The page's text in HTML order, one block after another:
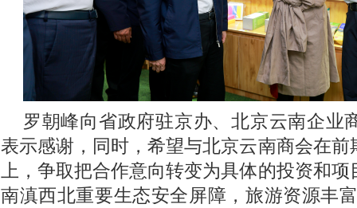
罗朝峰向省政府驻京办、北京云南企业
表示感谢，同时，希望与北京云南商会在
上，争取把合作意向转变为具体的投资和
南滇西北重要生态安全屏障，旅游资源丰